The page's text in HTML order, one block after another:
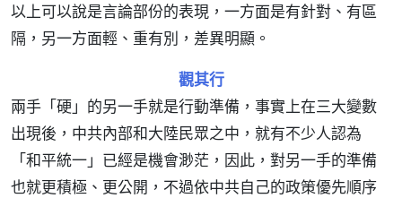
以上可以說是言論部份的表現，一方面是有針對、有區
隔，另一方面輕、重有別，差異明顯。
觀其行
兩手「硬」的另一手就是行動準備，事實上在三大變數
出現後，中共內部和大陸民眾之中，就有不少人認為
「和平統一」已經是機會渺茫，因此，對另一手的準備
也就更積極、更公開，不過依中共自己的政策優先順序